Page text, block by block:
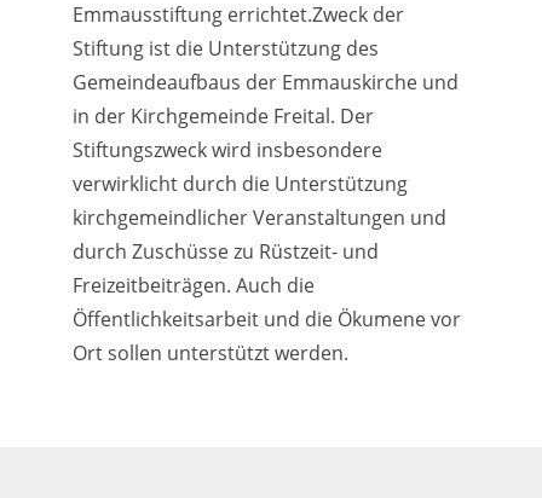
Emmausstiftung errichtet.Zweck der
Stiftung ist die Unterstützung des
Gemeindeaufbaus der Emmauskirche und
in der Kirchgemeinde Freital. Der
Stiftungszweck wird insbesondere
verwirklicht durch die Unterstützung
kirchgemeindlicher Veranstaltungen und
durch Zuschüsse zu Rüstzeit- und
Freizeitbeiträgen. Auch die
Öffentlichkeitsarbeit und die Ökumene vor
Ort sollen unterstützt werden.